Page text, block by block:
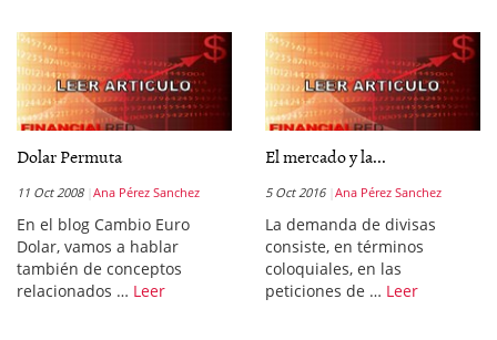
Dolar Permuta
11 Oct 2008 Ana Pérez Sanchez
En el blog Cambio Euro
Dolar, vamos a hablar
también de conceptos
relacionados … Leer
El mercado y la...
5 Oct 2016 Ana Pérez Sanchez
La demanda de divisas
consiste, en términos
coloquiales, en las
peticiones de … Leer